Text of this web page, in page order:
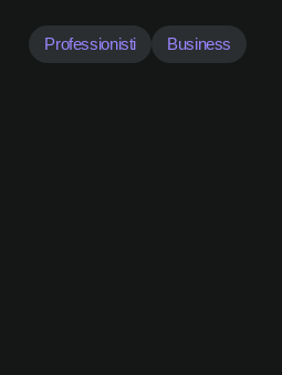
Professionisti Business